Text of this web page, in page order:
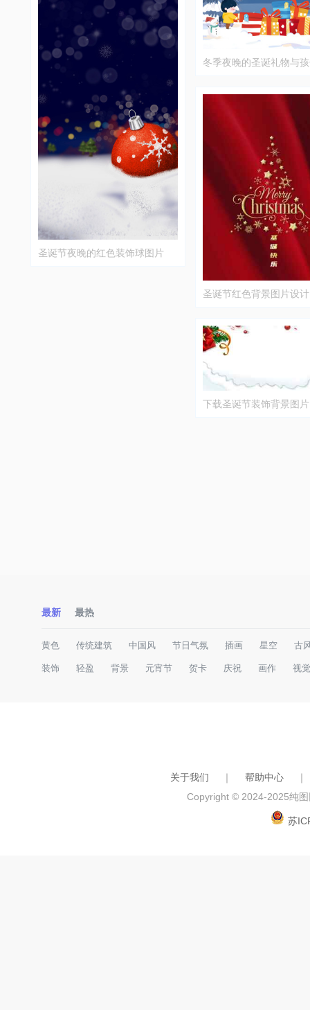
圣诞节夜晚的红色装饰球图片
冬季夜晚的圣诞礼物与
圣诞节红色背景图片设计
下载圣诞节装饰背景图片
最新 最热
黄色 传统建筑 中国风 节日气氛 插画 星空 古
装饰 轻盈 背景 元宵节 贺卡 庆祝 画作 视
关于我们 ｜ 帮助中心
｜
Copyright © 2024-2025纯
苏